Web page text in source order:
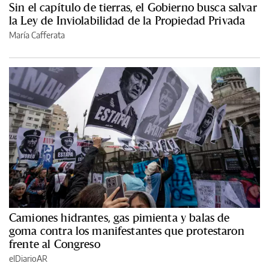
Sin el capítulo de tierras, el Gobierno busca salvar
la Ley de Inviolabilidad de la Propiedad Privada
María Cafferata
Camiones hidrantes, gas pimienta y balas de
goma contra los manifestantes que protestaron
frente al Congreso
elDiarioAR